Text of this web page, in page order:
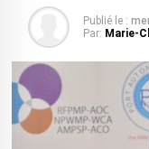
Publié le :
Par: Marie-